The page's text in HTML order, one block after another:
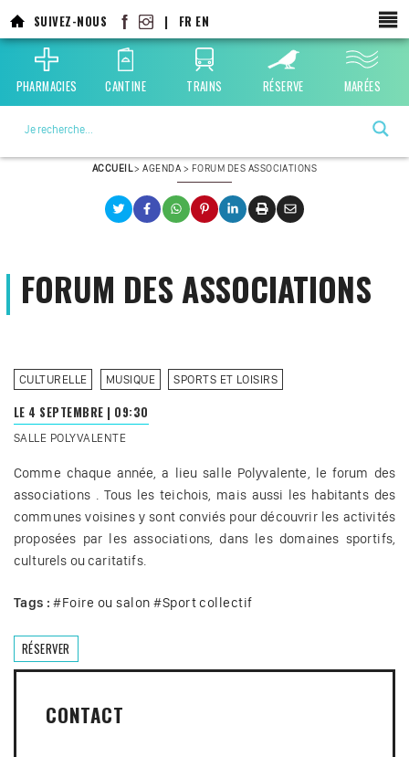
au
contenu
principal
SUIVEZ-NOUS | FR EN
PHARMACIES CANTINE TRAINS RÉSERVE MARÉES
ACCUEIL>AGENDA > FORUM DES ASSOCIATIONS
FORUM DES ASSOCIATIONS
CULTURELLE MUSIQUE SPORTS ET LOISIRS
LE 4 SEPTEMBRE | 09:30
SALLE POLYVALENTE
Comme chaque année, a lieu salle Polyvalente, le forum des
associations . Tous les teichois, mais aussi les habitants des
communes voisines y sont conviés pour découvrir les activités
proposées par les associations, dans les domaines sportifs,
culturels ou caritatifs.
Tags : #Foire ou salon #Sport collectif
RÉSERVER
CONTACT